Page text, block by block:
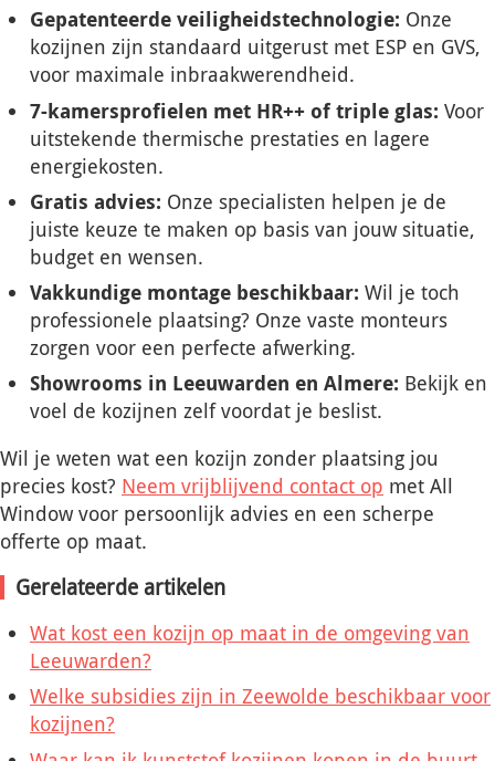
Gepatenteerde veiligheidstechnologie: Onze
kozijnen zijn standaard uitgerust met ESP en GVS,
voor maximale inbraakwerendheid.
7-kamersprofielen met HR++ of triple glas: Voor
uitstekende thermische prestaties en lagere
energiekosten.
Gratis advies: Onze specialisten helpen je de
juiste keuze te maken op basis van jouw situatie,
budget en wensen.
Vakkundige montage beschikbaar: Wil je toch
professionele plaatsing? Onze vaste monteurs
zorgen voor een perfecte afwerking.
Showrooms in Leeuwarden en Almere: Bekijk en
voel de kozijnen zelf voordat je beslist.
Wil je weten wat een kozijn zonder plaatsing jou
precies kost? Neem vrijblijvend contact op met All
Window voor persoonlijk advies en een scherpe
offerte op maat.
Gerelateerde artikelen
Wat kost een kozijn op maat in de omgeving van
Leeuwarden?
Welke subsidies zijn in Zeewolde beschikbaar voor
kozijnen?